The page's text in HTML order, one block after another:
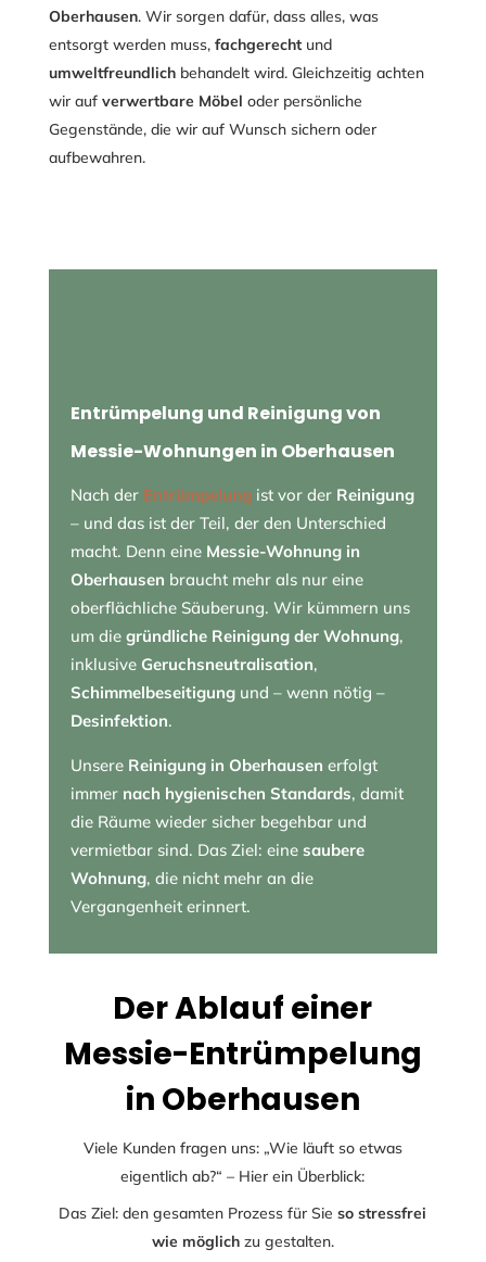
Oberhausen. Wir sorgen dafür, dass alles, was
entsorgt werden muss, fachgerechtund
umweltfreundlichbehandelt wird. Gleichzeitig achten
wir auf verwertbare Möbel oder persönliche
Gegenstände, die wir auf Wunsch sichern oder
aufbewahren.
Entrümpelung und Reinigung von
Messie-Wohnungen in Oberhausen
Nach der Entrümpelungist vor der Reinigung
– und das ist der Teil, der den Unterschied
macht. Denn eine Messie-Wohnung in
Oberhausen braucht mehr als nur eine
oberflächliche Säuberung. Wir kümmern uns
um die gründliche Reinigung der Wohnung,
inklusive Geruchsneutralisation,
Schimmelbeseitigungund – wenn nötig –
Desinfektion.
Unsere Reinigung in Oberhausen erfolgt
immer nach hygienischen Standards, damit
die Räume wieder sicher begehbar und
vermietbar sind. Das Ziel: eine saubere
Wohnung, die nicht mehr an die
Vergangenheit erinnert.
Der Ablauf einer
Messie-Entrümpelung
in Oberhausen
Viele Kunden fragen uns: „Wie läuft so etwas
eigentlich ab?“ – Hier ein Überblick:
Das Ziel: den gesamten Prozess für Sieso stressfrei
wie möglichzu gestalten.